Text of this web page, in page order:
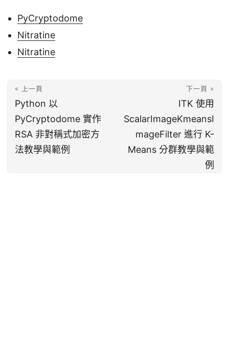
PyCryptodome
Nitratine
Nitratine
« 上一頁
Python 以
PyCryptodome 實作
RSA 非對稱式加密方
法教學與範例
下一頁 »
ITK 使用
ScalarImageKmeansI
mageFilter 進行 K-
Means 分群教學與範
例